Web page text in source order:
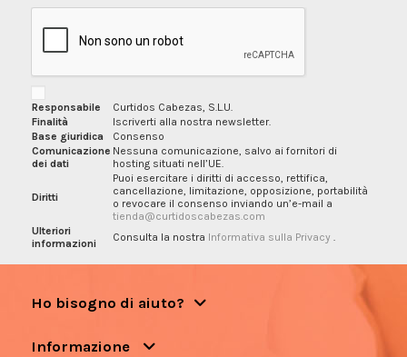
Responsabile
Curtidos Cabezas, S.L.U.
Finalità
Iscriverti alla nostra newsletter.
Base giuridica
Consenso
Comunicazione
dei dati
Nessuna comunicazione, salvo ai fornitori di
hosting situati nell’UE.
Diritti
Puoi esercitare i diritti di accesso, rettifica,
cancellazione, limitazione, opposizione, portabilità
o revocare il consenso inviando un’e-mail a
tienda@curtidoscabezas.com
Ulteriori
informazioni
Consulta la nostra Informativa sulla Privacy
Ho bisogno di aiuto?
Informazione